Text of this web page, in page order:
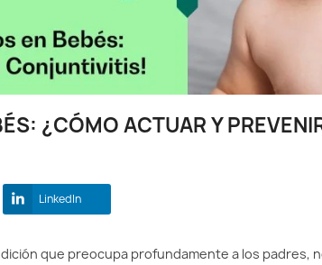
¿CÓMO ACTUAR Y
LinkedIn
que preocupa profundamente a los padres,